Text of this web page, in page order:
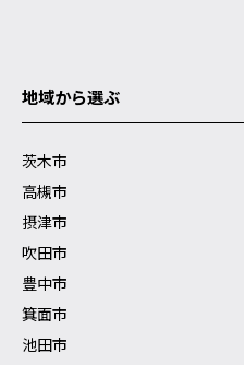
地域から選ぶ
茨木市
高槻市
摂津市
吹田市
豊中市
箕面市
池田市